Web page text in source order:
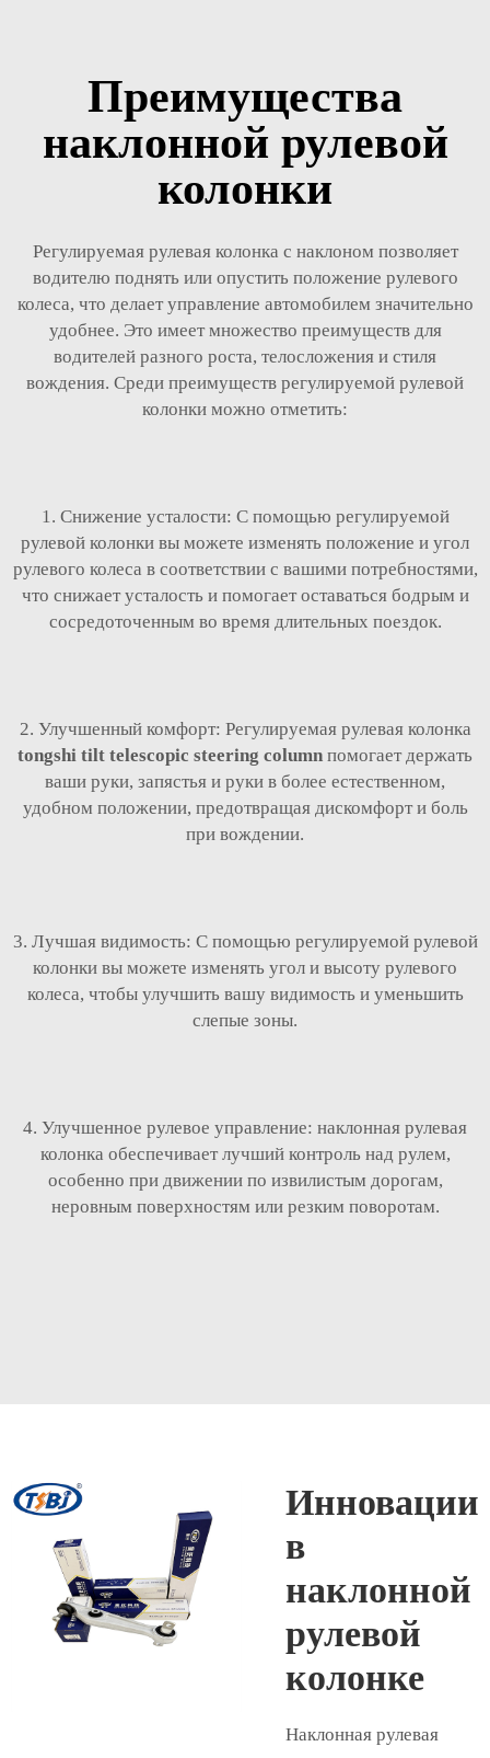
Преимущества
наклонной рулевой
колонки
Регулируемая рулевая колонка с наклоном позволяет
водителю поднять или опустить положение рулевого
колеса, что делает управление автомобилем значительно
удобнее. Это имеет множество преимуществ для
водителей разного роста, телосложения и стиля
вождения. Среди преимуществ регулируемой рулевой
колонки можно отметить:
1. Снижение усталости: С помощью регулируемой
рулевой колонки вы можете изменять положение и угол
рулевого колеса в соответствии с вашими потребностями,
что снижает усталость и помогает оставаться бодрым и
сосредоточенным во время длительных поездок.
2. Улучшенный комфорт: Регулируемая рулевая колонка
tongshi tilt telescopic steering column помогает держать
ваши руки, запястья и руки в более естественном,
удобном положении, предотвращая дискомфорт и боль
при вождении.
3. Лучшая видимость: С помощью регулируемой рулевой
колонки вы можете изменять угол и высоту рулевого
колеса, чтобы улучшить вашу видимость и уменьшить
слепые зоны.
4. Улучшенное рулевое управление: наклонная рулевая
колонка обеспечивает лучший контроль над рулем,
особенно при движении по извилистым дорогам,
неровным поверхностям или резким поворотам.
Инновации
в
наклонной
рулевой
колонке
Наклонная рулевая